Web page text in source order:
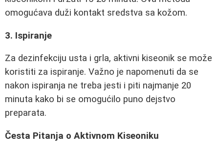
omogućava duži kontakt sredstva sa kožom.
3. Ispiranje
Za dezinfekciju usta i grla, aktivni kiseonik se može
koristiti za ispiranje. Važno je napomenuti da se
nakon ispiranja ne treba jesti i piti najmanje 20
minuta kako bi se omogućilo puno dejstvo
preparata.
Česta Pitanja o Aktivnom Kiseoniku